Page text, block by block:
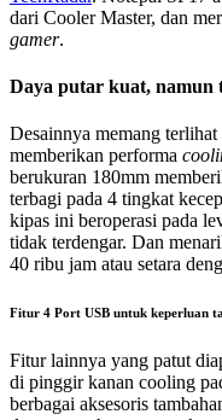
dari Cooler Master, dan
gamer.
Daya putar kuat, namun
Desainnya memang
memberikan performa
berukuran 180mm
terbagi pada 4 tingkat
kipas ini beroperasi pada
tidak terdengar. Dan
40 ribu jam atau setara
Fitur 4 Port USB untuk keperluan
Fitur lainnya yang patut
di pinggir kanan cooling
berbagai aksesoris